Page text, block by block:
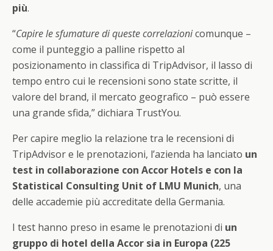
più.
“Capire le sfumature di queste correlazionicomunque –
come il punteggio a palline rispetto al
posizionamento in classifica di TripAdvisor, il lasso di
tempo entro cui le recensioni sono state scritte, il
valore del brand, il mercato geografico – può essere
una grande sfida,” dichiara TrustYou.
Per capire meglio la relazione tra le recensioni di
TripAdvisor e le prenotazioni, l’azienda ha lanciato un
test in collaborazione con Accor Hotels e con la
Statistical Consulting Unit of LMU Munich, una
delle accademie più accreditate della Germania.
I test hanno preso in esame le prenotazioni di un
gruppo di hotel della Accor sia in Europa (225